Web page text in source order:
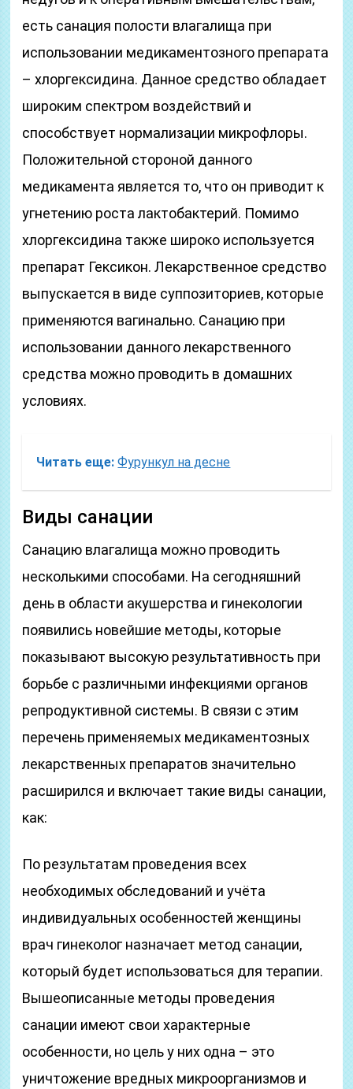
есть санация полости влагалища при
использовании медикаментозного препарата
– хлоргексидина. Данное средство обладает
широким спектром воздействий и
способствует нормализации микрофлоры.
Положительной стороной данного
медикамента является то, что он приводит к
угнетению роста лактобактерий. Помимо
хлоргексидина также широко используется
препарат Гексикон. Лекарственное средство
выпускается в виде суппозиториев, которые
применяются вагинально. Санацию при
использовании данного лекарственного
средства можно проводить в домашних
условиях.
Читать еще: Фурункул на десне
Виды санации
Санацию влагалища можно проводить
несколькими способами. На сегодняшний
день в области акушерства и гинекологии
появились новейшие методы, которые
показывают высокую результативность при
борьбе с различными инфекциями органов
репродуктивной системы. В связи с этим
перечень применяемых медикаментозных
лекарственных препаратов значительно
расширился и включает такие виды санации,
как:
По результатам проведения всех
необходимых обследований и учёта
индивидуальных особенностей женщины
врач гинеколог назначает метод санации,
который будет использоваться для терапии.
Вышеописанные методы проведения
санации имеют свои характерные
особенности, но цель у них одна – это
уничтожение вредных микроорганизмов и